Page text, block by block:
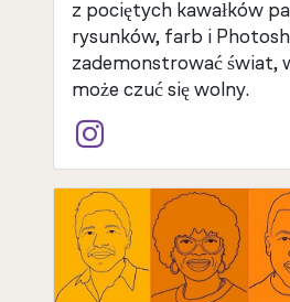
z pociętych kawałków
rysunków, farb i
zademonstrować świat,
może czuć się wolny.